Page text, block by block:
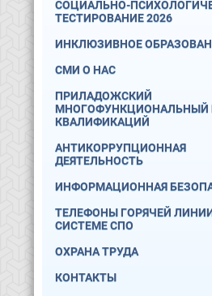
СОЦИАЛЬНО-
ТЕСТИРОВАНИЕ 2026
ИНКЛЮЗИВНОЕ
СМИ О НАС
ПРИЛАДОЖСКИЙ
МНОГОФУНКЦИОНАЛЬНЫЙ
КВАЛИФИКАЦИЙ
АНТИКОРРУПЦИОННАЯ
ДЕЯТЕЛЬНОСТЬ
ИНФОРМАЦИОННАЯ
ТЕЛЕФОНЫ ГОРЯЧЕЙ
СИСТЕМЕ СПО
ОХРАНА ТРУДА
КОНТАКТЫ